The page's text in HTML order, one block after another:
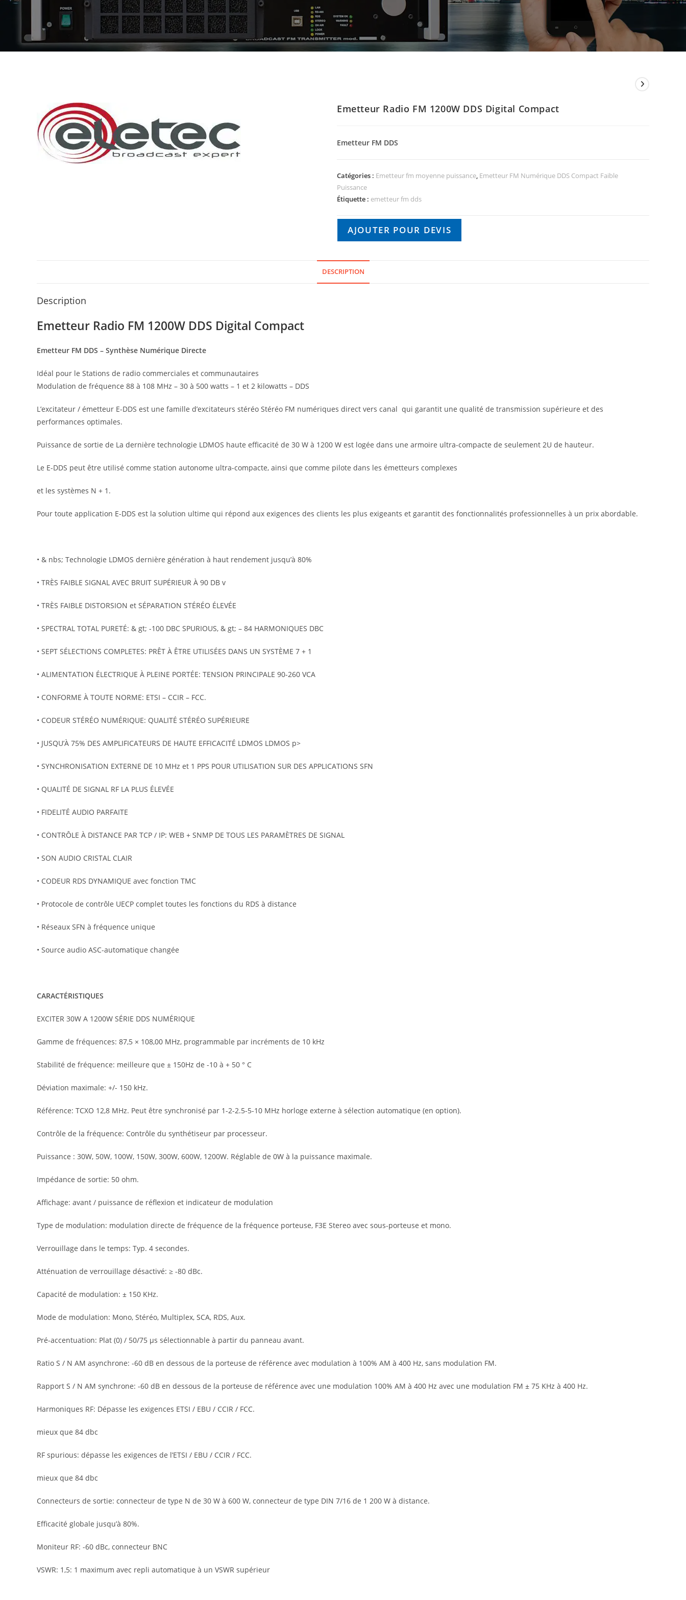
Emetteur Radio FM 1200W DDS Digital Compact
Emetteur FM DDS
Catégories : Emetteur fm moyenne puissance, Emetteur FM Numérique DDS Compact Faible
Puissance
Étiquette : emetteur fm dds
AJOUTER POUR DEVIS
DESCRIPTION
Description
Emetteur Radio FM 1200W DDS Digital Compact
Emetteur FM DDS – Synthèse Numérique Directe
Idéal pour le Stations de radio commerciales et communautaires
Modulation de fréquence 88 à 108 MHz – 30 à 500 watts – 1 et 2 kilowatts – DDS
L’excitateur / émetteur E-DDS est une famille d’excitateurs stéréo Stéréo FM numériques direct vers canal qui garantit une qualité de transmission supérieure et des
performances optimales.
Puissance de sortie de La dernière technologie LDMOS haute efficacité de 30 W à 1200 W est logée dans une armoire ultra-compacte de seulement 2U de hauteur.
Le E-DDS peut être utilisé comme station autonome ultra-compacte, ainsi que comme pilote dans les émetteurs complexes
et les systèmes N + 1.
Pour toute application E-DDS est la solution ultime qui répond aux exigences des clients les plus exigeants et garantit des fonctionnalités professionnelles à un prix abordable.
• & nbs; Technologie LDMOS dernière génération à haut rendement jusqu’à 80%
• TRÈS FAIBLE SIGNAL AVEC BRUIT SUPÉRIEUR À 90 DB v
• TRÈS FAIBLE DISTORSION et SÉPARATION STÉRÉO ÉLEVÉE
• SPECTRAL TOTAL PURETÉ: & gt; -100 DBC SPURIOUS, & gt; – 84 HARMONIQUES DBC
• SEPT SÉLECTIONS COMPLETES: PRÊT À ÊTRE UTILISÉES DANS UN SYSTÈME 7 + 1
• ALIMENTATION ÉLECTRIQUE À PLEINE PORTÉE: TENSION PRINCIPALE 90-260 VCA
• CONFORME À TOUTE NORME: ETSI – CCIR – FCC.
• CODEUR STÉRÉO NUMÉRIQUE: QUALITÉ STÉRÉO SUPÉRIEURE
• JUSQU’À 75% DES AMPLIFICATEURS DE HAUTE EFFICACITÉ LDMOS LDMOS p>
• SYNCHRONISATION EXTERNE DE 10 MHz et 1 PPS POUR UTILISATION SUR DES APPLICATIONS SFN
• QUALITÉ DE SIGNAL RF LA PLUS ÉLEVÉE
• FIDELITÉ AUDIO PARFAITE
• CONTRÔLE À DISTANCE PAR TCP / IP: WEB + SNMP DE TOUS LES PARAMÈTRES DE SIGNAL
• SON AUDIO CRISTAL CLAIR
• CODEUR RDS DYNAMIQUE avec fonction TMC
• Protocole de contrôle UECP complet toutes les fonctions du RDS à distance
• Réseaux SFN à fréquence unique
• Source audio ASC-automatique changée
CARACTÉRISTIQUES
EXCITER 30W A 1200W SÉRIE DDS NUMÉRIQUE
Gamme de fréquences: 87,5 × 108,00 MHz, programmable par incréments de 10 kHz
Stabilité de fréquence: meilleure que ± 150Hz de -10 à + 50 ° C
Déviation maximale: +/- 150 kHz.
Référence: TCXO 12,8 MHz. Peut être synchronisé par 1-2-2.5-5-10 MHz horloge externe à sélection automatique (en option).
Contrôle de la fréquence: Contrôle du synthétiseur par processeur.
Puissance : 30W, 50W, 100W, 150W, 300W, 600W, 1200W. Réglable de 0W à la puissance maximale.
Impédance de sortie: 50 ohm.
Affichage: avant / puissance de réflexion et indicateur de modulation
Type de modulation: modulation directe de fréquence de la fréquence porteuse, F3E Stereo avec sous-porteuse et mono.
Verrouillage dans le temps: Typ. 4 secondes.
Atténuation de verrouillage désactivé: ≥ -80 dBc.
Capacité de modulation: ± 150 KHz.
Mode de modulation: Mono, Stéréo, Multiplex, SCA, RDS, Aux.
Pré-accentuation: Plat (0) / 50/75 μs sélectionnable à partir du panneau avant.
Ratio S / N AM asynchrone: -60 dB en dessous de la porteuse de référence avec modulation à 100% AM à 400 Hz, sans modulation FM.
Rapport S / N AM synchrone: -60 dB en dessous de la porteuse de référence avec une modulation 100% AM à 400 Hz avec une modulation FM ± 75 KHz à 400 Hz.
Harmoniques RF: Dépasse les exigences ETSI / EBU / CCIR / FCC.
mieux que 84 dbc
RF spurious: dépasse les exigences de l’ETSI / EBU / CCIR / FCC.
mieux que 84 dbc
Connecteurs de sortie: connecteur de type N de 30 W à 600 W, connecteur de type DIN 7/16 de 1 200 W à distance.
Efficacité globale jusqu’à 80%.
Moniteur RF: -60 dBc, connecteur BNC
VSWR: 1,5: 1 maximum avec repli automatique à un VSWR supérieur